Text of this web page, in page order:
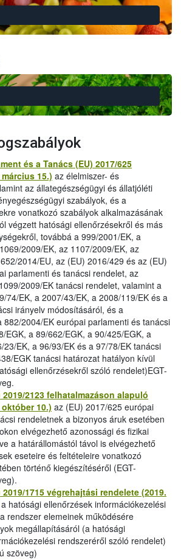
és a Tanács (EU) 2017/625
15.) az élelmiszer- és
az állategészségügyi és állatjóléti
szabályok, és a
vonatkozó szabályok alkalmazásának
végzett hatósági ellenőrzésekről és más
továbbá a 999/2001/EK, a
2009/EK, az 1107/2009/EK, az
2014/EU, az (EU) 2016/429 és az (EU)
parlamenti és tanácsi rendelet, az
2009/EK tanácsi rendelet, valamint a
74/EK, a 2007/43/EK, a 2008/119/EK és a
irányelv módosításáról, és a
882/2004/EK európai parlamenti és tanácsi
EGK, a 89/662/EGK, a 90/425/EGK, a
23/EK, a 96/93/EK és a 97/78/EK tanácsi
EGK tanácsi határozat hatályon kívül
ellenőrzésekről szóló rendelet)EGT-
2123 felhatalmazáson alapuló
10.) az (EU) 2017/625 európai
rendeletnek a bizonyos áruk esetében
elvégezhető azonossági és fizikai
a határállomástól távol is elvégezhető
eseteire és feltételeire vonatkozó
történő kiegészítéséről (EGT-
1715 végrehajtási rendelete (2019.
a hatósági ellenőrzések információkezelési
rendszer elemeinek működésére
megállapításáról (a hatósági
rendszeréről szóló rendelet)
szöveg)